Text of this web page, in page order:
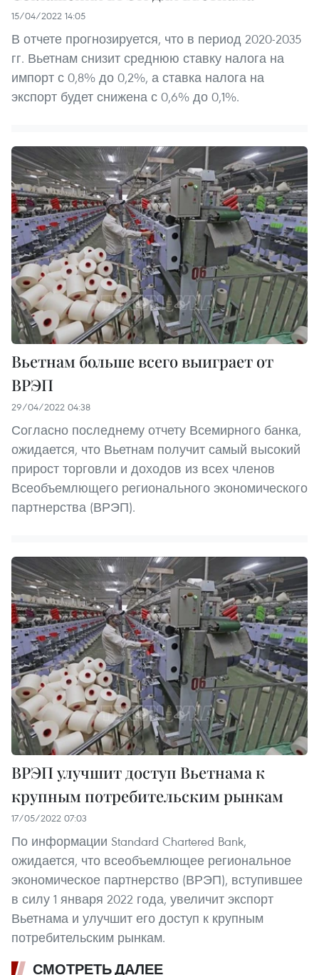
15/04/2022 14:05
В отчете прогнозируется, что в период 2020-2035
гг. Вьетнам снизит среднюю ставку налога на
импорт с 0,8% до 0,2%, а ставка налога на
экспорт будет снижена с 0,6% до 0,1%.
Вьетнам больше всего выиграет от
ВРЭП
29/04/2022 04:38
Согласно последнему отчету Всемирного банка,
ожидается, что Вьетнам получит самый высокий
прирост торговли и доходов из всех членов
Всеобъемлющего регионального экономического
партнерства (ВРЭП).
ВРЭП улучшит доступ Вьетнама к
крупным потребительским рынкам
17/05/2022 07:03
По информации Standard Chartered Bank,
ожидается, что всеобъемлющее региональное
экономическое партнерство (ВРЭП), вступившее
в силу 1 января 2022 года, увеличит экспорт
Вьетнама и улучшит его доступ к крупным
потребительским рынкам.
СМОТРЕТЬ ДАЛЕЕ